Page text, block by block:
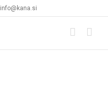
info@kana.si